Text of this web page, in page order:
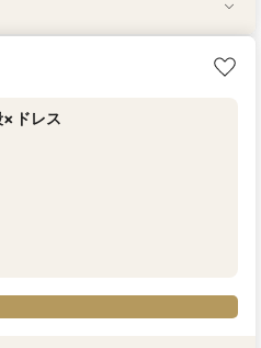
ート
談会♪
回試食付
撮り特典付
付相談会
イーツ
×ドレス